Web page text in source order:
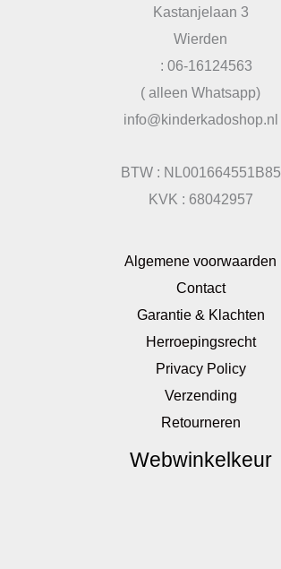
Kastanjelaan 3
Wierden
: 06-16124563
( alleen Whatsapp)
info@kinderkadoshop.nl
BTW : NL001664551B85
KVK : 68042957
Algemene voorwaarden
Contact
Garantie & Klachten
Herroepingsrecht
Privacy Policy
Verzending
Retourneren
Webwinkelkeur